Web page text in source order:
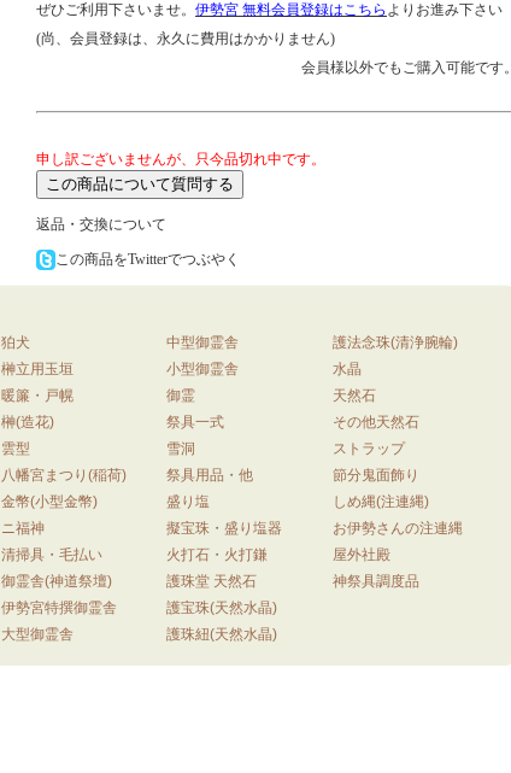
ぜひご利用下さいませ。 伊勢宮 無料会員登録はこちら よりお進み下さい
(尚、会員登録は、永久に費用はかかりません)
会員様以外でもご購入可能です。
申し訳ございませんが、只今品切れ中です。
返品・交換について
この商品をTwitterでつぶやく
狛犬
榊立用玉垣
暖簾・戸幌
榊(造花)
雲型
八幡宮まつり(稲荷)
金幣(小型金幣)
ニ福神
清掃具・毛払い
御霊舎(神道祭壇)
伊勢宮特撰御霊舎
大型御霊舎
中型御霊舎
小型御霊舎
御霊
祭具一式
雪洞
祭具用品・他
盛り塩
擬宝珠・盛り塩器
火打石・火打鎌
護珠堂 天然石
護宝珠(天然水晶)
護珠紐(天然水晶)
護法念珠(清浄腕輪)
水晶
天然石
その他天然石
ストラップ
節分鬼面飾り
しめ縄(注連縄)
お伊勢さんの注連縄
屋外社殿
神祭具調度品